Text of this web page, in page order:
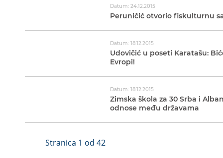
Datum: 24.12.2015
Peruničić otvorio fiskulturnu
Datum: 18.12.2015
Udovičić u poseti Karatašu:
Evropi!
Datum: 18.12.2015
Zimska škola za 30 Srba i
odnose među državama
Stranica 1 od 42